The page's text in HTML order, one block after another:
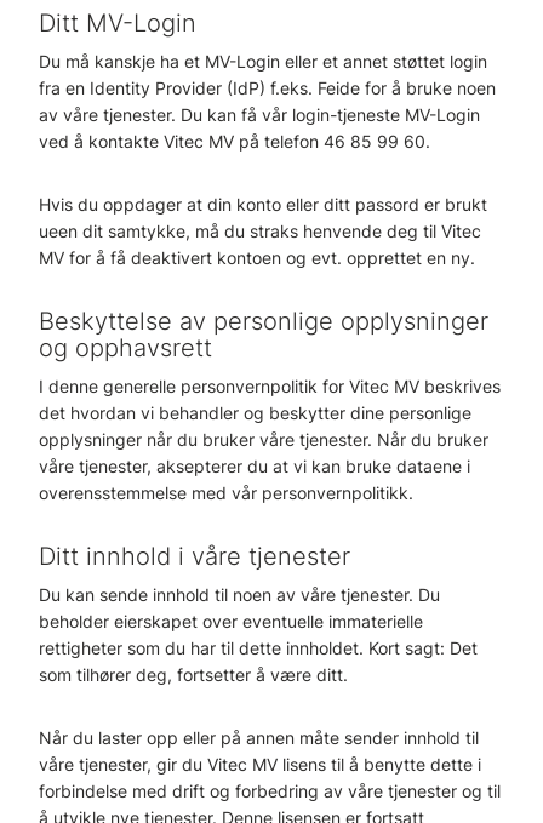
Ditt MV-Login
Du må kanskje ha et MV-Login eller et annet støttet login
fra en Identity Provider (IdP) f.eks. Feide for å bruke noen
av våre tjenester. Du kan få vår login-tjeneste MV-Login
ved å kontakte Vitec MV på telefon 46 85 99 60.
Hvis du oppdager at din konto eller ditt passord er brukt
ueen dit samtykke, må du straks henvende deg til Vitec
MV for å få deaktivert kontoen og evt. opprettet en ny.
Beskyttelse av personlige opplysninger
og opphavsrett
I denne generelle personvernpolitik for Vitec MV beskrives
det hvordan vi behandler og beskytter dine personlige
opplysninger når du bruker våre tjenester. Når du bruker
våre tjenester, aksepterer du at vi kan bruke dataene i
overensstemmelse med vår personvernpolitikk.
Ditt innhold i våre tjenester
Du kan sende innhold til noen av våre tjenester. Du
beholder eierskapet over eventuelle immaterielle
rettigheter som du har til dette innholdet. Kort sagt: Det
som tilhører deg, fortsetter å være ditt.
Når du laster opp eller på annen måte sender innhold til
våre tjenester, gir du Vitec MV lisens til å benytte dette i
forbindelse med drift og forbedring av våre tjenester og til
å utvikle nye tjenester. Denne lisensen er fortsatt